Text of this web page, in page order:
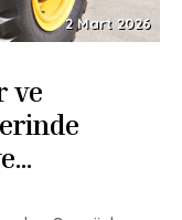
2 Mart 2026
ve